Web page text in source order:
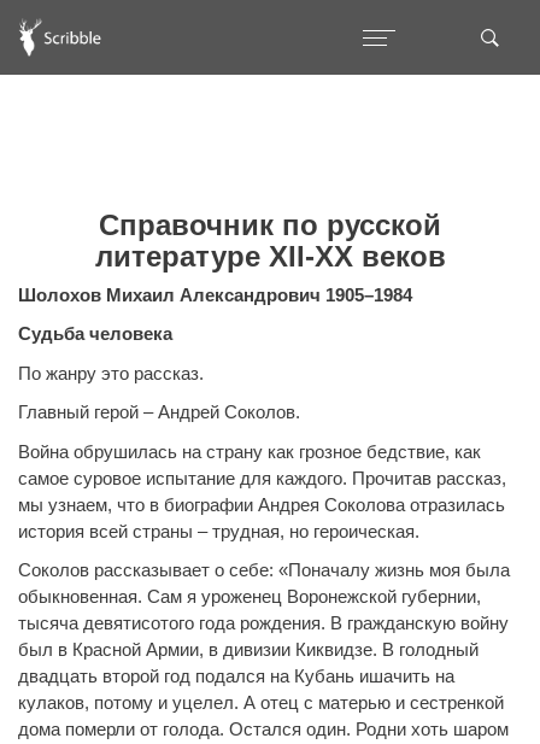
Справочник по русской
литературе XII-XX веков
Шолохов Михаил Александрович 1905–1984
Судьба человека
По жанру это рассказ.
Главный герой – Андрей Соколов.
Война обрушилась на страну как грозное бедствие, как
самое суровое испытание для каждого. Прочитав рассказ,
мы узнаем, что в биографии Андрея Соколова отразилась
история всей страны – трудная, но героическая.
Соколов рассказывает о себе: «Поначалу жизнь моя была
обыкновенная. Сам я уроженец Воронежской губернии,
тысяча девятисотого года рождения. В гражданскую войну
был в Красной Армии, в дивизии Киквидзе. В голодный
двадцать второй год подался на Кубань ишачить на
кулаков, потому и уцелел. А отец с матерью и сестренкой
дома померли от голода. Остался один. Родни хоть шаром